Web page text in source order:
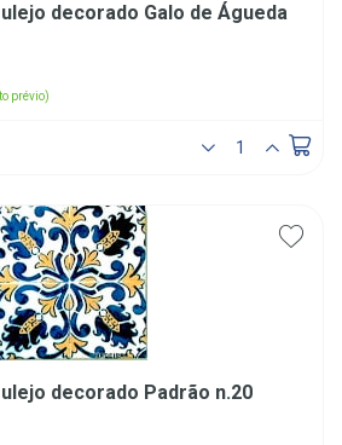
decorado Galo de Águeda
prévio)
decorado Padrão n.20